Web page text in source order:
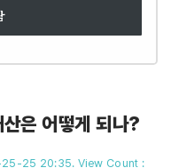
은 어떻게 되나?
25-25 20:35. View Count :